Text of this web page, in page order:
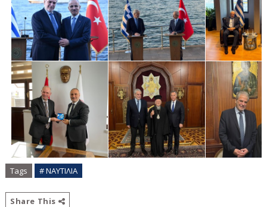
Tags # ΝΑΥΤΙΛΙΑ
Share This